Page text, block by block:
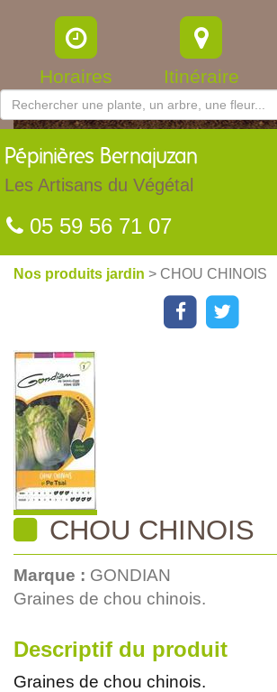
Horaires Itinéraire
Pépinières Bernajuzan
Les Artisans du Végétal
05 59 56 71 07
Nos produits jardin > CHOU CHINOIS
CHOU CHINOIS
Marque : GONDIAN
Graines de chou chinois.
Descriptif du produit
Graines de chou chinois.